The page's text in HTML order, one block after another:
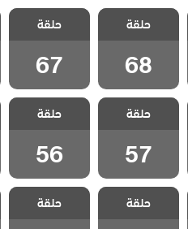
مسلسل لا تترك
يدي مدبلج
الحلقة 68
حلقة
68
مسلسل لا تترك
يدي مدبلج
الحلقة 67
حلقة
67
مسلسل لا تترك
يدي مدبلج
الحلقة 57
حلقة
57
مسلسل لا تترك
يدي مدبلج
الحلقة 56
حلقة
56
مسلسل لا تترك
يدي مدبلج
الحلقة 46
حلقة
مسلسل لا تترك
يدي مدبلج
الحلقة 45
حلقة